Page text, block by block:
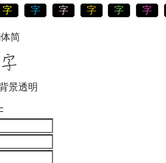
字 字 字 字 字 字
简
景透明